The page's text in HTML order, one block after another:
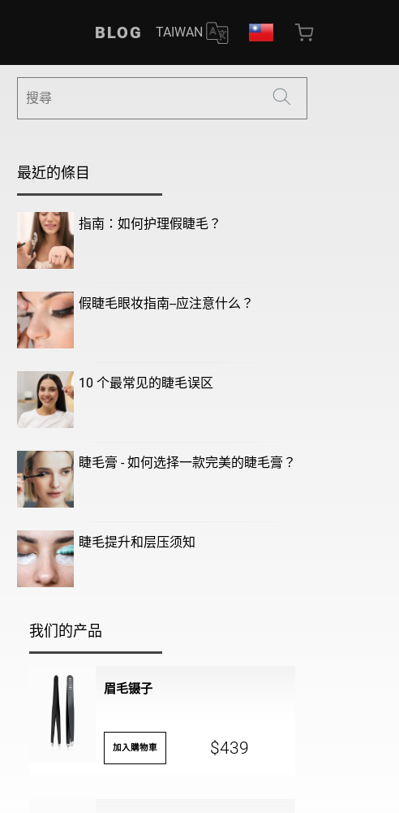
BLOG TAIWAN
最近的條目
指南：如何护理假睫毛？
假睫毛眼妆指南--应注意什么？
10 个最常见的睫毛误区
睫毛膏 - 如何选择一款完美的睫毛膏？
睫毛提升和层压须知
我们的产品
眉毛镊子
加入購物車 $439